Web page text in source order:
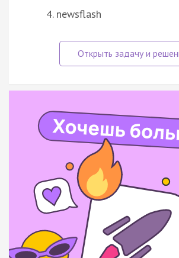
newsflash